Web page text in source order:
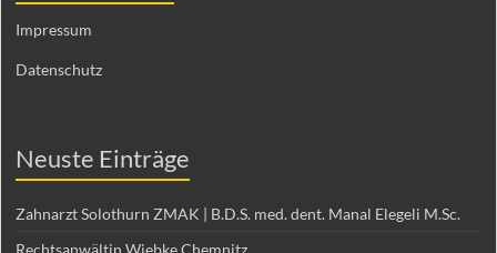
Impressum
Datenschutz
Neuste Einträge
Zahnarzt Solothurn ZMAK | B.D.S. med. dent. Manal Elegeli M.Sc.